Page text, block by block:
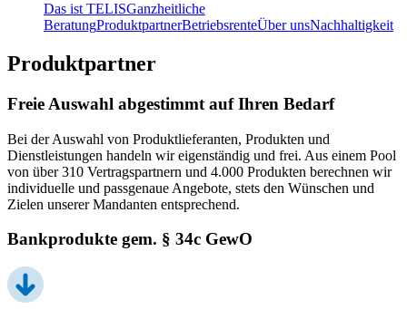
Das ist TELISGanzheitliche
BeratungProduktpartnerBetriebsrenteÜber unsNachhaltigkeit
Produktpartner
Freie Auswahl abgestimmt auf Ihren Bedarf
Bei der Auswahl von Produktlieferanten, Produkten und
Dienstleistungen handeln wir eigenständig und frei. Aus einem Pool
von über 310 Vertragspartnern und 4.000 Produkten berechnen wir
individuelle und passgenaue Angebote, stets den Wünschen und
Zielen unserer Mandanten entsprechend.
Bankprodukte gem. § 34c GewO